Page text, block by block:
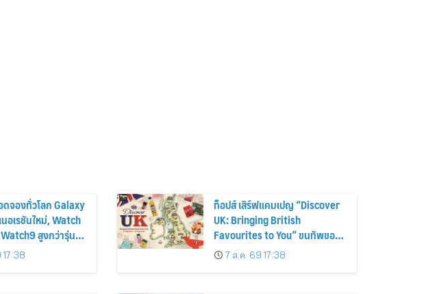
จองทั่วโลก Galaxy
นอเรชันใหม่, Watch
สูงกว่ารุ่น
30%
17:38
ท็อปส์ เสิร์ฟแคมเปญ “Discover
UK: Bringing British
Favourites to You” ขนทัพของ
อร่อยและไอเท็มฮิตจากสหราช
อาณาจักร ส่งตรงถึงมือตั้งแต่วัน
7 ส.ค. 69 17:38